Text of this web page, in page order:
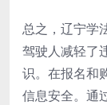
总之，辽宁学
驾驶人减轻了
识。在报名和
信息安全。通